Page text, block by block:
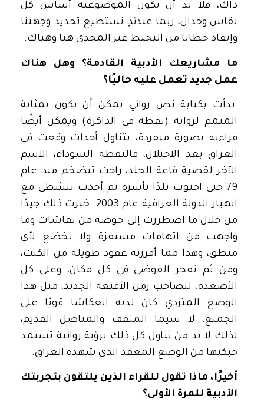
ذاك، فلا بد أن تكون الموضوعية أساس كل
نقاش وجدال، ربما عندئذٍ نستطيع تحديد وجهتنا
وإنقاذ خطانا من التخبط غير المجدي هنا وهناك.
ما مشاريعك الأدبية القادمة؟ وهل هناك
عمل جديد تعمل عليه حاليًا؟
بدأت بكتابة نص روائي يمكن أن يكون بمثابة
المتمم لرواية (نقطة في الذاكرة) ويمكن أيضًا
قراءته بصورة منفردة، يتناول أحداث وقعت في
العراق بعد الاحتلال، فالنقطة السوداء، الاسم
الآخر لقضية قاعة الخلد، راحت تتضخم منذ عام
79 حتى احتوت بلدًا بأسره ثم أخذت تتشظى مع
انهيار الدولة العراقية عام 2003. خبرت ذلك جيدًا
من خلال ما اضطررت إلى خوضه من نقاشات وما
واجهت من اتهامات مستفزة ولا تخضع لأي
منطق، وهذا مما أفرزته عقود طويلة من الكبت،
ومن ثم تفجر الفوضى في كل مكان، وعلى كل
الأصعدة، لتصاحب زمن الأقنعة الجديد، مثل هذا
الوضع المتردي كان لديه انعكاسًا قويًا على
الجميع، لا سيما المثقف والمناضل القديم،
لذلك لا بد من تناول كل ذلك برؤية روائية تستمد
حبكتها من الوضع المعقد الذي شهده العراق.
أخيرًا، ماذا تقول للقراء الذين يلتقون بتجربتك
الأدبية للمرة الأولى؟